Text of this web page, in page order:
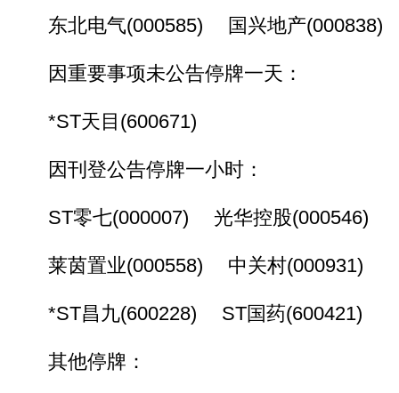
东北电气(000585) 国兴地产(000838)
因重要事项未公告停牌一天：
*ST天目(600671)
因刊登公告停牌一小时：
ST零七(000007) 光华控股(000546)
莱茵置业(000558) 中关村(000931)
*ST昌九(600228) ST国药(600421)
其他停牌：